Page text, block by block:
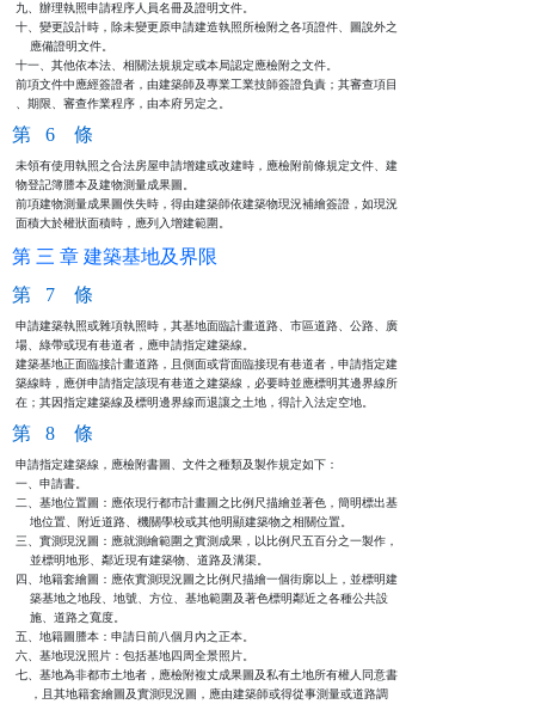
九、辦理執照申請程序人員名冊及證明文件。
十、變更設計時，除未變更原申請建造執照所檢附之各項證件、圖說外之
    應備證明文件。
十一、其他依本法、相關法規規定或本局認定應檢附之文件。
前項文件中應經簽證者，由建築師及專業工業技師簽證負責；其審查項目
、期限、審查作業程序，由本府另定之。
第 6 條
未領有使用執照之合法房屋申請增建或改建時，應檢附前條規定文件、建
物登記簿謄本及建物測量成果圖。
前項建物測量成果圖佚失時，得由建築師依建築物現況補繪簽證，如現況
面積大於權狀面積時，應列入增建範圍。
第 三 章 建築基地及界限
第 7 條
申請建築執照或雜項執照時，其基地面臨計畫道路、市區道路、公路、廣
場、綠帶或現有巷道者，應申請指定建築線。
建築基地正面臨接計畫道路，且側面或背面臨接現有巷道者，申請指定建
築線時，應併申請指定該現有巷道之建築線，必要時並應標明其邊界線所
在；其因指定建築線及標明邊界線而退讓之土地，得計入法定空地。
第 8 條
申請指定建築線，應檢附書圖、文件之種類及製作規定如下：
一、申請書。
二、基地位置圖：應依現行都市計畫圖之比例尺描繪並著色，簡明標出基
    地位置、附近道路、機關學校或其他明顯建築物之相關位置。
三、實測現況圖：應就測繪範圍之實測成果，以比例尺五百分之一製作，
    並標明地形、鄰近現有建築物、道路及溝渠。
四、地籍套繪圖：應依實測現況圖之比例尺描繪一個街廓以上，並標明建
    築基地之地段、地號、方位、基地範圍及著色標明鄰近之各種公共設
    施、道路之寬度。
五、地籍圖謄本：申請日前八個月內之正本。
六、基地現況照片：包括基地四周全景照片。
七、基地為非都市土地者，應檢附複丈成果圖及私有土地所有權人同意書
    ，且其地籍套繪圖及實測現況圖，應由建築師或得從事測量或道路調